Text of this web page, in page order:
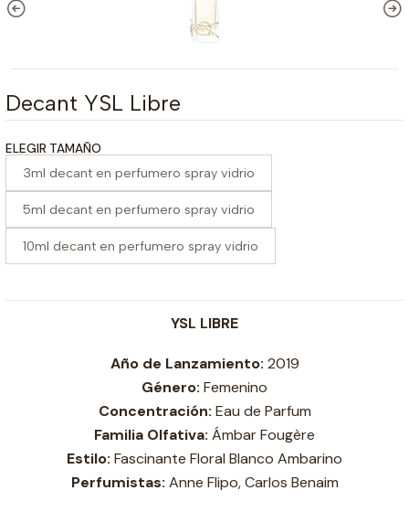
Decant YSL Libre
ELEGIR TAMAÑO
3ml decant en perfumero spray vidrio
5ml decant en perfumero spray vidrio
10ml decant en perfumero spray vidrio
YSL LIBRE
Año de Lanzamiento: 2019
Género: Femenino
Concentración: Eau de Parfum
Familia Olfativa: Ámbar Fougère
Estilo: Fascinante Floral Blanco Ambarino
Perfumistas: Anne Flipo, Carlos Benaim